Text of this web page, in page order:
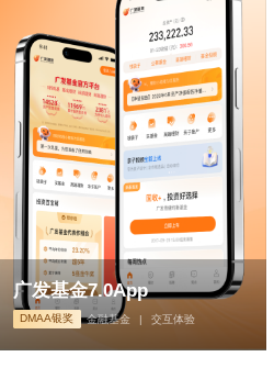
广发基金7.0App
DMAA银奖 金融基金 交互体验